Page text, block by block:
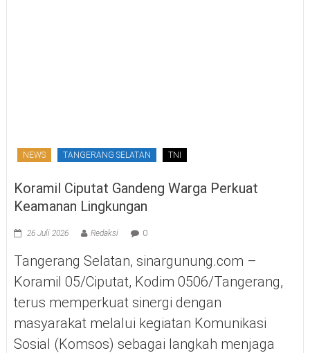
NEWS TANGERANG SELATAN TNI
Koramil Ciputat Gandeng Warga Perkuat
Keamanan Lingkungan
26 Juli 2026 Redaksi 0
Tangerang Selatan, sinargunung.com –
Koramil 05/Ciputat, Kodim 0506/Tangerang,
terus memperkuat sinergi dengan
masyarakat melalui kegiatan Komunikasi
Sosial (Komsos) sebagai langkah menjaga